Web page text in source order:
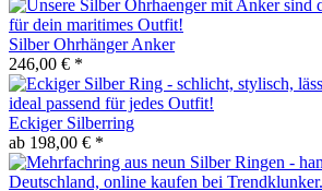
Silber Ohrhänger Anker
246,00 € *
Eckiger Silberring
ab 198,00 € *